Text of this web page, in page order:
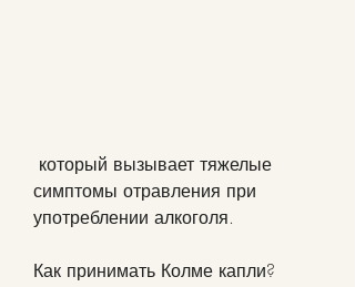
симптомы отравления при
употреблении алкоголя.
Как принимать Колме капли?